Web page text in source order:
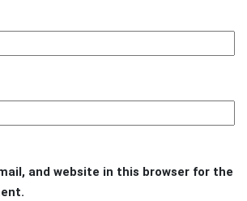
and website in this browser for the